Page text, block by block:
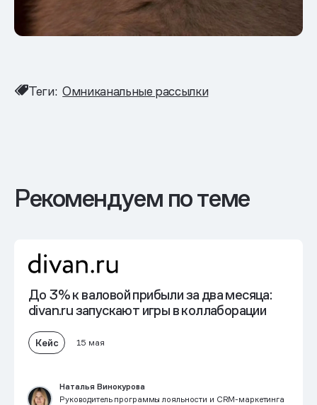
Теги: Омниканальные рассылки
Рекомендуем по теме
До 3% к валовой прибылиза два месяца:
divan.ru запускают игры в коллаборации
Кейс 15 мая
Наталья Винокурова
Руководитель программы лояльности и CRM-маркетинга